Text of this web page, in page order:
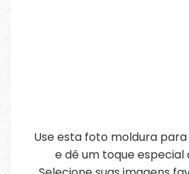
Use esta foto moldura
e dê um toque especial